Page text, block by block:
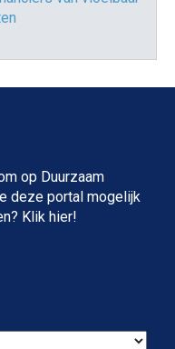
op Duurzaam
deze portal mogelijk
Klik hier!